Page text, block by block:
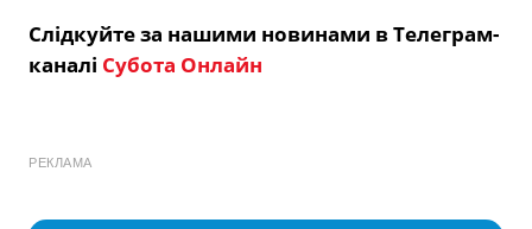
Слідкуйте за нашими новинами в Телеграм-
каналі Субота Онлайн
РЕКЛАМА